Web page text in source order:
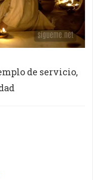
de servicio,